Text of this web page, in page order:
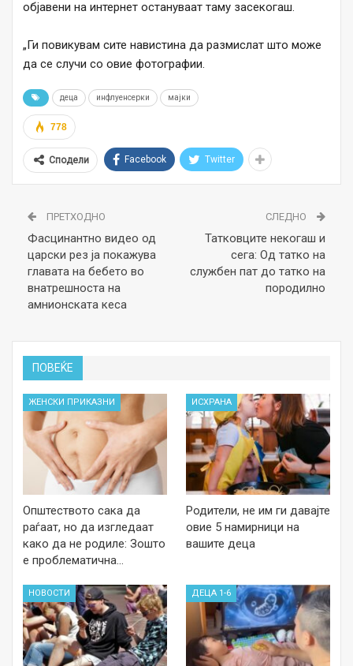
објавени на интернет остануваат таму засекогаш.
„Ги повикувам сите навистина да размислат што може
да се случи со овие фотографии.
деца инфлуенсерки мајки
778
Сподели Facebook Twitter
ПРЕТХОДНО
Фасцинантно видео од
царски рез ја покажува
главата на бебето во
внатрешноста на
амнионската кеса
СЛЕДНО
Татковците некогаш и
сега: Од татко на
службен пат до татко на
породилно
ПОВЕЌЕ
ЖЕНСКИ ПРИКАЗНИ
Општеството сака да
раѓаат, но да изгледаат
како да не родиле: Зошто
е проблематична…
ИСХРАНА
Родители, не им ги давајте
овие 5 намирници на
вашите деца
НОВОСТИ ДЕЦА 1-6